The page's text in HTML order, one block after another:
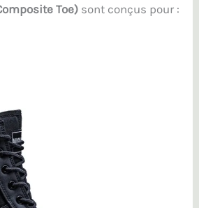
Toe) sont conçus pour :